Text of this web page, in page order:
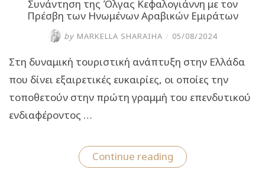
Συνάντηση της Όλγας Κεφαλογιάννη με τον
Πρέσβη των Ηνωμένων Αραβικών Εμιράτων
by MARKELLA SHARAIHA / 05/08/2024
Στη δυναμική τουριστική ανάπτυξη στην Ελλάδα
που δίνει εξαιρετικές ευκαιρίες, οι οποίες την
τοποθετούν στην πρώτη γραμμή του επενδυτικού
ενδιαφέροντος …
Continue reading“Συνάντηση
της